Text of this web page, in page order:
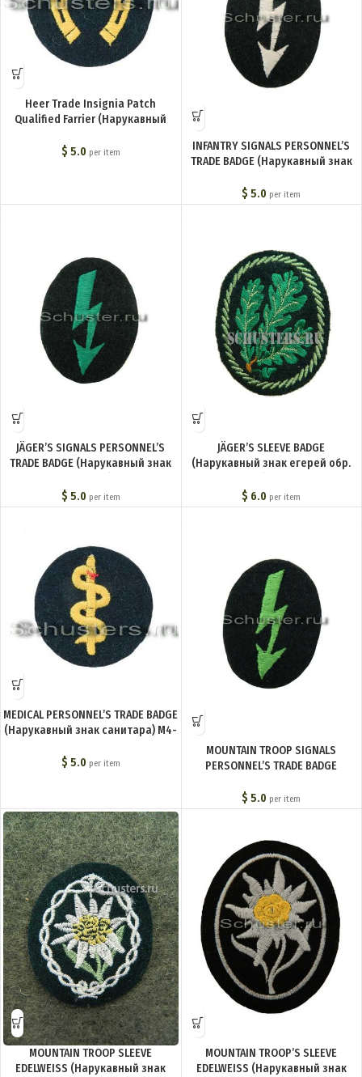
Heer Trade Insignia Patch
Qualified Farrier (Нарукавный
181-Z
$ 5.0 per item
INFANTRY SIGNALS PERSONNEL’S
TRADE BADGE (Нарукавный знак
$ 5.0 per item
JÄGER’S SIGNALS PERSONNEL’S
TRADE BADGE (Нарукавный знак
$ 5.0 per item
JÄGER’S SLEEVE BADGE
(Нарукавный знак егерей обр.
$ 6.0 per item
MEDICAL PERSONNEL’S TRADE BADGE
(Нарукавный знак санитара) M4-
$ 5.0 per item
MOUNTAIN TROOP SIGNALS
PERSONNEL’S TRADE BADGE
горных стрелков) M4-153-Z
$ 5.0 per item
MOUNTAIN TROOP SLEEVE
EDELWEISS (Нарукавный знак
MOUNTAIN TROOP’S SLEEVE
EDELWEISS (Нарукавный знак